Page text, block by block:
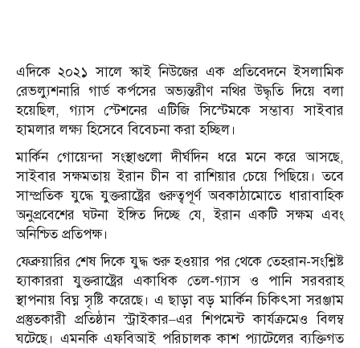
এদিকে ২০২১ সালে স্কাই নিউজের এক প্রতিবেদনে ইসলামিক
রেভল্যুশনারি গার্ড কর্পসের অভ্যন্তরীণ নথির উদ্ধৃতি দিয়ে বলা
হয়েছিল, গ্যাস স্টেশনের এটিজি সিস্টেমকে সম্ভাব্য সাইবার
হামলার লক্ষ্য হিসেবে বিবেচনা করা হচ্ছিল।
মার্কিন গোয়েন্দা সংস্থাগুলো দীর্ঘদিন ধরে মনে করে আসছে,
সাইবার সক্ষমতায় ইরান চীন বা রাশিয়ার চেয়ে পিছিয়ে। তবে
সাম্প্রতিক যুদ্ধে যুক্তরাষ্ট্রের গুরুত্বপূর্ণ অবকাঠামোতে ধারাবাহিক
অনুপ্রবেশের ঘটনা ইঙ্গিত দিচ্ছে যে, ইরান একটি সক্ষম এবং
অনিশ্চিত প্রতিপক্ষ।
ফেব্রুয়ারির শেষ দিকে যুদ্ধ শুরু হওয়ার পর থেকে তেহরান-সংশ্লিষ্ট
হ্যাকাররা যুক্তরাষ্ট্রের একাধিক তেল-গ্যাস ও পানি সরবরাহ
স্থাপনায় বিঘ্ন সৃষ্টি করেছে। এ ছাড়া বড় মার্কিন চিকিৎসা সরঞ্জাম
প্রস্তুতকারী প্রতিষ্ঠান স্ট্রাইকার–এর শিপমেন্ট কার্যক্রমেও বিলম্ব
ঘটেছে। এমনকি এফবিআই পরিচালক কাশ প্যাটেলের ব্যক্তিগত